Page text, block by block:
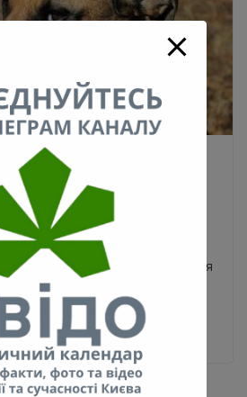
года выловили
животных
КП «Киевская городская
медицины» выловили более
Работа по регулированию